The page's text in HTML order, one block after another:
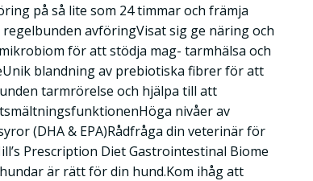
på så lite som 24 timmar och främja
regelbunden avföringVisat sig ge näring och
för att stödja mag- tarmhälsa och
blandning av prebiotiska fibrer för att
tarmrörelse och hjälpa till att
nivåer av
(DHA & EPA)Rådfråga din veterinär för
Prescription Diet Gastrointestinal Biome
är rätt för din hund.Kom ihåg att